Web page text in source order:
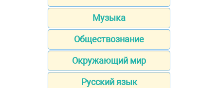
Музыка
Обществознание
Окружающий мир
Русский язык